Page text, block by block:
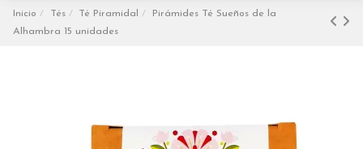
Inicio Tés Té Piramidal
Pirámides Té Sueños de la
Alhambra 15 unidades